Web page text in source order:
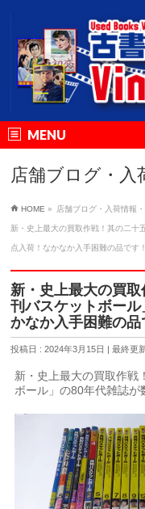
MENU
店舗ブログ・入
HOME » 店舗ブログ・入荷情報
新・史上最大の買取作戦！其の二十
点入荷！なかなか入手困難の品です！
新・史上最大の買
刊バスケットボー
かなか入手困難の品
投稿日 : 2024年3月15日 最終更
新・史上最大の買取作戦
ボール」の80年代雑誌が